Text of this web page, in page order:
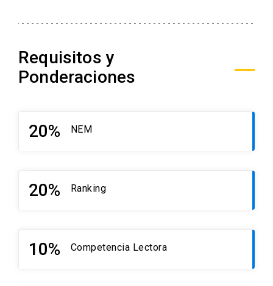
Requisitos y
Ponderaciones
20% NEM
20% Ranking
10% Competencia Lectora